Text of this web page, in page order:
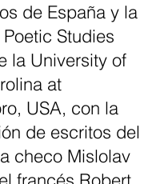
de España y la
Studies
la University of
at
USA, con la
de escritos del
checo Mislolav